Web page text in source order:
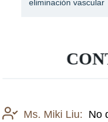
Ms. Miki Liu: No